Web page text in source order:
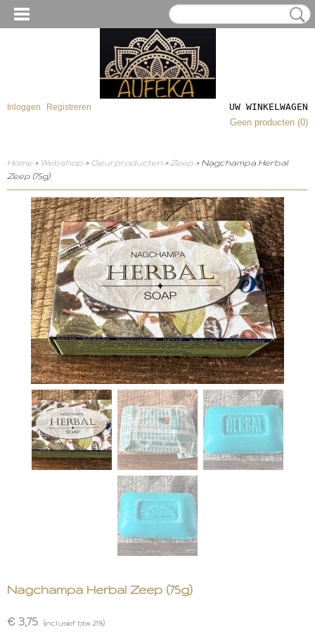
Inloggen Registreren
UW WINKELWAGEN
Geen producten (0)
Home > Webshop > Geurproducten > Zeep > Nagchampa Herbal
Zeep (75g)
Nagchampa Herbal Zeep (75g)
€ 3,75 (inclusief btw 21%)